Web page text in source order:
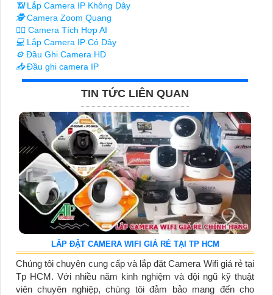
📶Lắp Camera IP Không Dây
🕵️Camera Zoom Quang
🧛‍♀️ Camera Tích Hợp AI
💻 Lắp Camera IP Có Dây
⚙️ Đầu Ghi Camera HD
📥Đầu ghi camera IP
TIN TỨC LIÊN QUAN
LẮP ĐẶT CAMERA WIFI GIÁ RẺ TẠI TP HCM
Chúng tôi chuyên cung cấp và lắp đặt Camera Wifi giá rẻ tại
Tp HCM. Với nhiều năm kinh nghiệm và đội ngũ kỹ thuật
viên chuyên nghiệp, chúng tôi đảm bảo mang đến cho